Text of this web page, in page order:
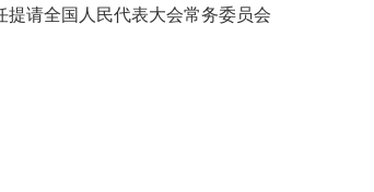
请全国人民代表大会常务委员会